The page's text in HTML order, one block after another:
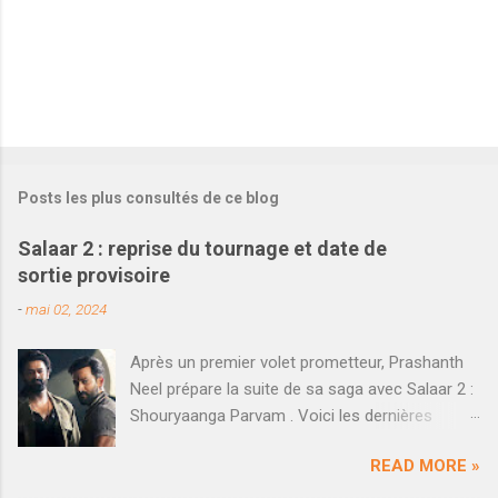
Posts les plus consultés de ce blog
Salaar 2 : reprise du tournage et date de
sortie provisoire
-mai 02, 2024
Après un premier volet prometteur, Prashanth
Neel prépare la suite de sa saga avec Salaar 2 :
Shouryaanga Parvam . Voici les dernières
décembre dernier, le blockbuster Salaar réalisé
READ MORE »